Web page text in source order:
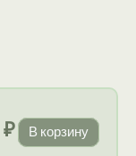
₽ В корзину